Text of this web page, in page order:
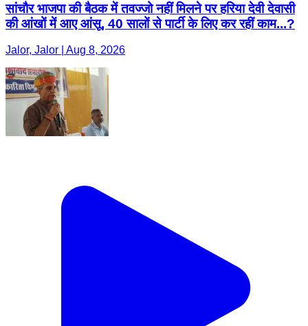
सांचौर भाजपा की बैठक में तवज्जो नहीं मिलने पर हरिया देवी देवासी
की आंखों में आए आंसू, 40 सालों से पार्टी के लिए कर रहीं काम...?
Jalor, Jalor | Aug 8, 2026